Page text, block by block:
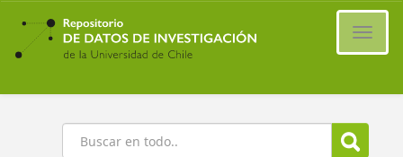
Ir
contenido
principal
Buscar